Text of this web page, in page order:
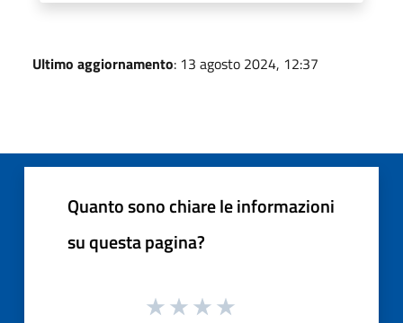
Ultimo aggiornamento: 13 agosto 2024, 12:37
Quanto sono chiare le informazioni
su questa pagina?